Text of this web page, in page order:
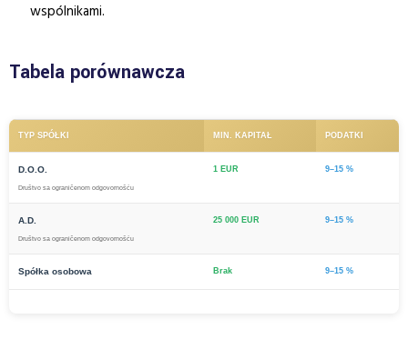
wspólnikami.
Tabela porównawcza
TYP SPÓŁKI MIN. KAPITAŁ PODATKI
D.O.O.
Društvo sa ograničenom odgovornošću
1 EUR 9–15 %
A.D.
Društvo sa ograničenom odgovornošću
25 000 EUR 9–15 %
Spółka osobowa Brak 9–15 %